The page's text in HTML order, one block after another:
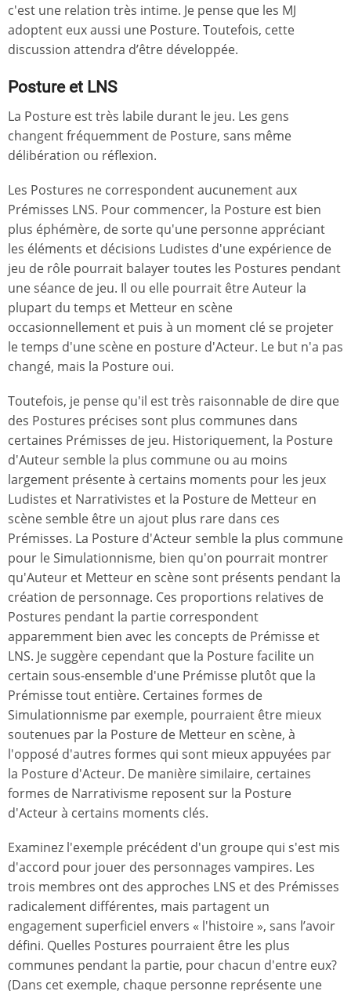
c'est une relation très intime. Je pense que les MJ
adoptent eux aussi une Posture. Toutefois, cette
discussion attendra d’être développée.
Posture et LNS
La Posture est très labile durant le jeu. Les gens
changent fréquemment de Posture, sans même
délibération ou réflexion.
Les Postures ne correspondent aucunement aux
Prémisses LNS. Pour commencer, la Posture est bien
plus éphémère, de sorte qu'une personne appréciant
les éléments et décisions Ludistes d'une expérience de
jeu de rôle pourrait balayer toutes les Postures pendant
une séance de jeu. Il ou elle pourrait être Auteur la
plupart du temps et Metteur en scène
occasionnellement et puis à un moment clé se projeter
le temps d'une scène en posture d'Acteur. Le but n'a pas
changé, mais la Posture oui.
Toutefois, je pense qu'il est très raisonnable de dire que
des Postures précises sont plus communes dans
certaines Prémisses de jeu. Historiquement, la Posture
d'Auteur semble la plus commune ou au moins
largement présente à certains moments pour les jeux
Ludistes et Narrativistes et la Posture de Metteur en
scène semble être un ajout plus rare dans ces
Prémisses. La Posture d'Acteur semble la plus commune
pour le Simulationnisme, bien qu'on pourrait montrer
qu'Auteur et Metteur en scène sont présents pendant la
création de personnage. Ces proportions relatives de
Postures pendant la partie correspondent
apparemment bien avec les concepts de Prémisse et
LNS. Je suggère cependant que la Posture facilite un
certain sous-ensemble d'une Prémisse plutôt que la
Prémisse tout entière. Certaines formes de
Simulationnisme par exemple, pourraient être mieux
soutenues par la Posture de Metteur en scène, à
l'opposé d'autres formes qui sont mieux appuyées par
la Posture d'Acteur. De manière similaire, certaines
formes de Narrativisme reposent sur la Posture
d'Acteur à certains moments clés.
Examinez l'exemple précédent d'un groupe qui s'est mis
d'accord pour jouer des personnages vampires. Les
trois membres ont des approches LNS et des Prémisses
radicalement différentes, mais partagent un
engagement superficiel envers « l'histoire », sans l’avoir
défini. Quelles Postures pourraient être les plus
communes pendant la partie, pour chacun d'entre eux?
(Dans cet exemple, chaque personne représente une